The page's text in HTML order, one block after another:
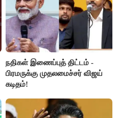
நதிகள் இணைப்புத் திட்டம் -
பிரமருக்கு முதலமைச்சர் விஜய்
கடிதம்!